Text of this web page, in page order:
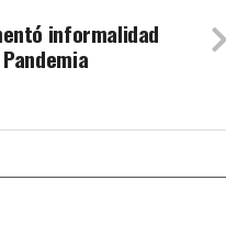
informalidad